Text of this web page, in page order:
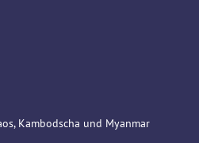
Kambodscha und Myanmar